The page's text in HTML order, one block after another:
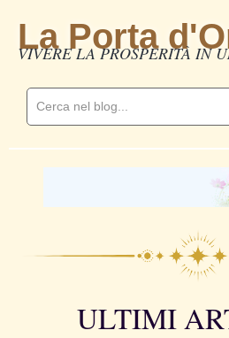
La Porta
VIVERE LA PROSPERITÀ IN
ULTIMI